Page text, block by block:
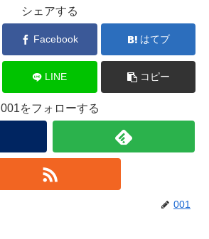
シェアする
Facebook はてブ
LINE コピー
001をフォローする
001